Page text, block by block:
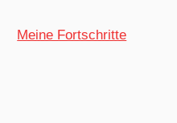
Meine Fortschritte